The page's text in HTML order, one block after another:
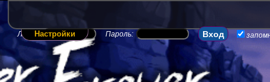
Логин: Пароль:
Настройки